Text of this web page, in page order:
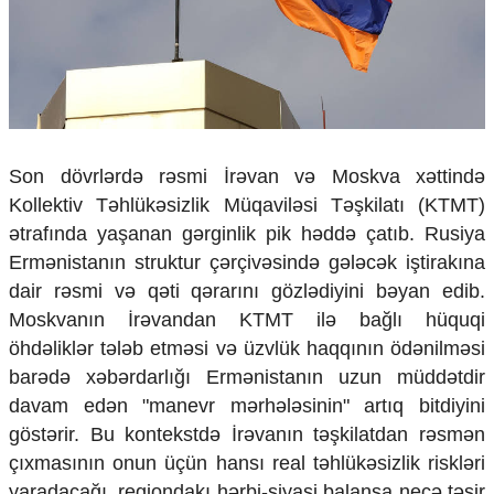
Siyasi
Geosiyasi
İqtisadi
Araşdırma
Multimedia
Foto
Video
İnfoqrafika
Podcast
Humanitar
Elm və təhsil
Mədəniyyət
Diaspor
Yüksəliş hekayəsi
Son dövrlərdə rəsmi İrəvan və Moskva xəttində
Kollektiv Təhlükəsizlik Müqaviləsi Təşkilatı (KTMT)
ətrafında yaşanan gərginlik pik həddə çatıb. Rusiya
Ermənistanın struktur çərçivəsində gələcək iştirakına
dair rəsmi və qəti qərarını gözlədiyini bəyan edib.
Moskvanın İrəvandan KTMT ilə bağlı hüquqi
öhdəliklər tələb etməsi və üzvlük haqqının ödənilməsi
barədə xəbərdarlığı Ermənistanın uzun müddətdir
davam edən "manevr mərhələsinin" artıq bitdiyini
göstərir. Bu kontekstdə İrəvanın təşkilatdan rəsmən
çıxmasının onun üçün hansı real təhlükəsizlik riskləri